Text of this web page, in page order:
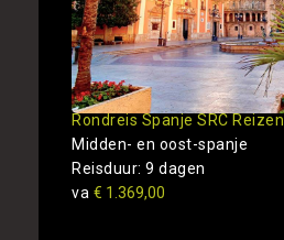
Rondreis Spanje SRC Reizen
Midden- en oost-spanje
Reisduur: 9 dagen
va € 1.369,00